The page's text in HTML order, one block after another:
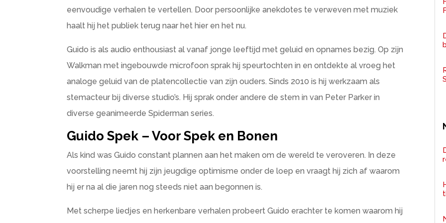
eenvoudige verhalen te vertellen. ​​Door persoonlijke anekdotes te verweven met muziek
haalt hij het publiek terug naar het hier en het nu.
Guido is als audio enthousiast al vanaf jonge leeftijd met geluid en opnames bezig. Op zijn
Walkman met ingebouwde microfoon sprak hij speurtochten in en ontdekte al vroeg het
analoge geluid van de platencollectie van zijn ouders. Sinds 2010 is hij werkzaam als
stemacteur bij diverse studio’s. Hij sprak onder andere de stem in van Peter Parker in
diverse geanimeerde Spiderman series.
Guido Spek – Voor Spek en Bonen
Als kind was Guido constant plannen aan het maken om de wereld te veroveren. In deze
voorstelling neemt hij zijn jeugdige optimisme onder de loep en vraagt hij zich af waarom
hij er na al die jaren nog steeds niet aan begonnen is.
Met scherpe liedjes en herkenbare verhalen probeert Guido erachter te komen waarom hij